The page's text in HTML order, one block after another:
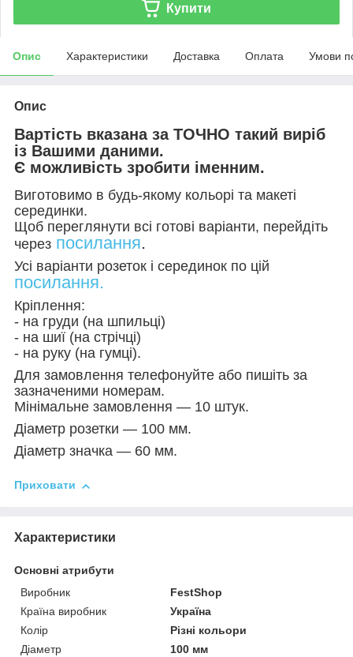
Купити
Опис Характеристики Доставка Оплата Умови
Опис
Вартість вказана за ТОЧНО такий виріб
із Вашими даними.
Є можливість зробити іменним.
Виготовимо в будь-якому кольорі та макеті
серединки.
Щоб переглянути всі готові варіанти, перейдіть
через посилання.
Усі варіанти розеток і серединок по цій
посилання.
Кріплення:
- на груди (на шпильці)
- на шиї (на стрічці)
- на руку (на гумці).
Для замовлення телефонуйте або пишіть за
зазначеними номерам.
Мінімальне замовлення — 10 штук.
Діаметр розетки — 100 мм.
Діаметр значка — 60 мм.
Приховати
Характеристики
Основні атрибути
Виробник
FestShop
Країна виробник
Україна
Колір
Різні кольори
Діаметр
100 мм